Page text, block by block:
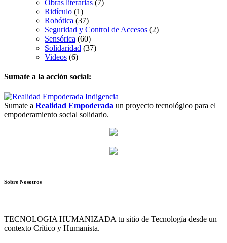
Obras literarias (7)
Ridículo (1)
Robótica (37)
Seguridad y Control de Accesos (2)
Sensórica (60)
Solidaridad (37)
Videos (6)
Sumate a la acción social:
Sumate a Realidad Empoderada un proyecto tecnológico para el
empoderamiento social solidario.
Sobre Nosotros
TECNOLOGIA HUMANIZADA tu sitio de Tecnología desde un
contexto Crítico y Humanista.